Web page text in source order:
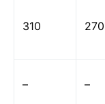
310 270
– –